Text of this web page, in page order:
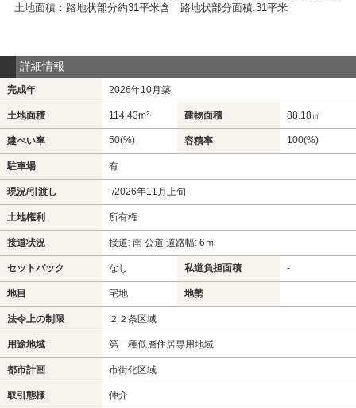
土地面積：路地状部分約31平米含 路地状部分面積:31平米
詳細情報
完成年 2026年10月築
土地面積 114.43m² 建物面積 88.18㎡
建ぺい率 50(%) 容積率 100(%)
駐車場 有
現況/引渡し -/2026年11月上旬
土地権利 所有権
接道状況 接道: 南 公道 道路幅: 6ｍ
セットバック なし 私道負担面積 -
地目 宅地 地勢
法令上の制限 ２２条区域
用途地域 第一種低層住居専用地域
都市計画 市街化区域
取引態様 仲介